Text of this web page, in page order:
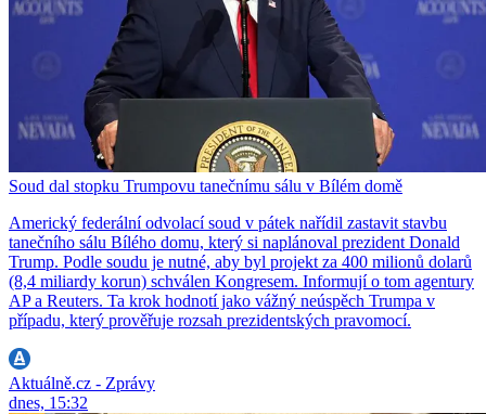
Soud dal stopku Trumpovu tanečnímu sálu v Bílém domě
Americký federální odvolací soud v pátek nařídil zastavit stavbu
tanečního sálu Bílého domu, který si naplánoval prezident Donald
Trump. Podle soudu je nutné, aby byl projekt za 400 milionů dolarů
(8,4 miliardy korun) schválen Kongresem. Informují o tom agentury
AP a Reuters. Ta krok hodnotí jako vážný neúspěch Trumpa v
případu, který prověřuje rozsah prezidentských pravomocí.
Aktuálně.cz - Zprávy
dnes, 15:32